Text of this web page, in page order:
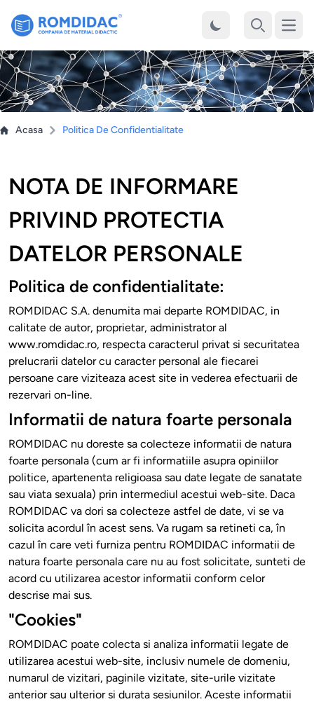
Acasa Politica De Confidentialitate
NOTA DE INFORMARE
PRIVIND PROTECTIA
DATELOR PERSONALE
Politica de confidentialitate:
ROMDIDAC S.A. denumita mai departe ROMDIDAC, in
calitate de autor, proprietar, administrator al
www.romdidac.ro, respecta caracterul privat si securitatea
prelucrarii datelor cu caracter personal ale fiecarei
persoane care viziteaza acest site in vederea efectuarii de
rezervari on-line.
Informatii de natura foarte personala
ROMDIDAC nu doreste sa colecteze informatii de natura
foarte personala (cum ar fi informatiile asupra opiniilor
politice, apartenenta religioasa sau date legate de sanatate
sau viata sexuala) prin intermediul acestui web-site. Daca
ROMDIDAC va dori sa colecteze astfel de date, vi se va
solicita acordul în acest sens. Va rugam sa retineti ca, în
cazul în care veti furniza pentru ROMDIDAC informatii de
natura foarte personala care nu au fost solicitate, sunteti de
acord cu utilizarea acestor informatii conform celor
descrise mai sus.
"Cookies"
ROMDIDAC poate colecta si analiza informatii legate de
utilizarea acestui web-site, inclusiv numele de domeniu,
numarul de vizitari, paginile vizitate, site-urile vizitate
anterior sau ulterior si durata sesiunilor. Aceste informatii